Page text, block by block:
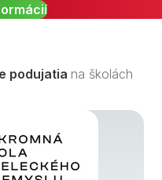
podujatia na školách